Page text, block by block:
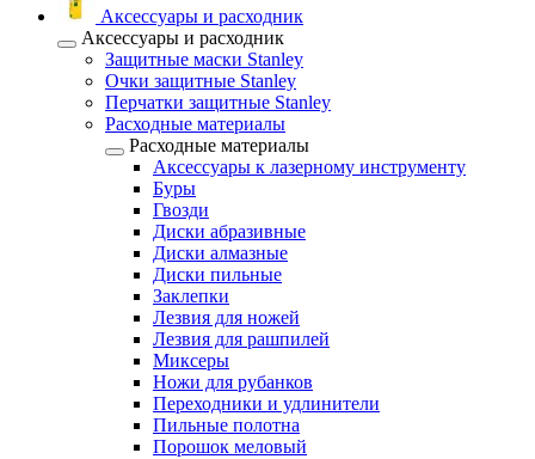
Аксессуары и расходник
Аксессуары и расходник
Защитные маски Stanley
Очки защитные Stanley
Перчатки защитные Stanley
Расходные материалы
Расходные материалы
Аксессуары к лазерному инструменту
Буры
Гвозди
Диски абразивные
Диски алмазные
Диски пильные
Заклепки
Лезвия для ножей
Лезвия для рашпилей
Миксеры
Ножи для рубанков
Переходники и удлинители
Пильные полотна
Порошок меловый